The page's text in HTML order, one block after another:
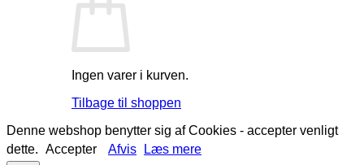
Ingen varer i kurven.
Tilbage til shoppen
Denne webshop benytter sig af Cookies - accepter venligt
dette. Accepter Afvis Læs mere